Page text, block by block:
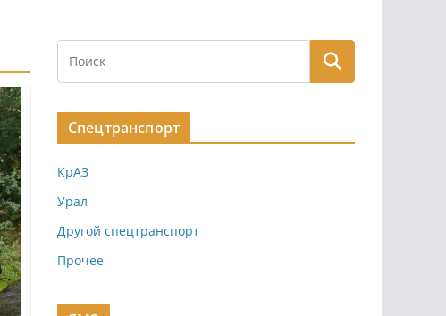
Спецтранспорт
КрАЗ
Урал
Другой спецтранспорт
Прочее